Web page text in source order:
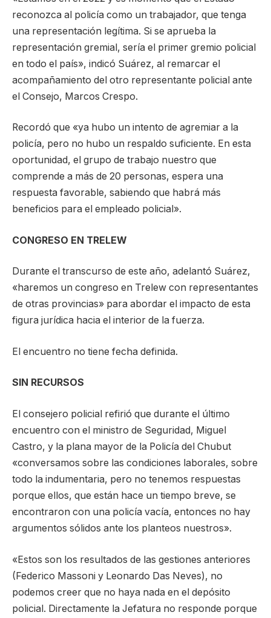
reconozca al policía como un trabajador, que tenga
una representación legítima. Si se aprueba la
representación gremial, sería el primer gremio policial
en todo el país», indicó Suárez, al remarcar el
acompañamiento del otro representante policial ante
el Consejo, Marcos Crespo.
Recordó que «ya hubo un intento de agremiar a la
policía, pero no hubo un respaldo suficiente. En esta
oportunidad, el grupo de trabajo nuestro que
comprende a más de 20 personas, espera una
respuesta favorable, sabiendo que habrá más
beneficios para el empleado policial».
CONGRESO EN TRELEW
Durante el transcurso de este año, adelantó Suárez,
«haremos un congreso en Trelew con representantes
de otras provincias» para abordar el impacto de esta
figura jurídica hacia el interior de la fuerza.
El encuentro no tiene fecha definida.
SIN RECURSOS
El consejero policial refirió que durante el último
encuentro con el ministro de Seguridad, Miguel
Castro, y la plana mayor de la Policía del Chubut
«conversamos sobre las condiciones laborales, sobre
todo la indumentaria, pero no tenemos respuestas
porque ellos, que están hace un tiempo breve, se
encontraron con una policía vacía, entonces no hay
argumentos sólidos ante los planteos nuestros».
«Estos son los resultados de las gestiones anteriores
(Federico Massoni y Leonardo Das Neves), no
podemos creer que no haya nada en el depósito
policial. Directamente la Jefatura no responde porque